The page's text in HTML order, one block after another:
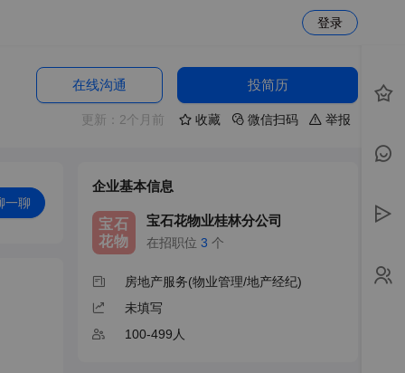
登录
在线沟通 投简历
更新：2个月前 收藏 微信扫码 举报
一聊
企业基本信息
宝石
花物
宝石花物业桂林分公司
在招职位 3 个
房地产服务(物业管理/地产经纪)
未填写
100-499人